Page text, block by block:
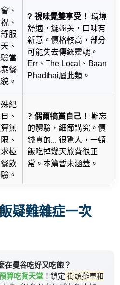
、
、
服
、
當
餐
。
? 視味覺雙享受！ 環境
舒適，擺盤美，口味有
新意。價格較高，部分
可能失去傳統靈魂。
Err、The Local、Baan
Phadthai屬此類。
紀
、
無
限、
極
飲
。
? 偶爾犒賞自己！ 難忘
的體驗，細節講究。價
錢真的... 很驚人，一頓
飯吃掉幾天旅費很正
常。本篇暫未涵蓋。
疑難雜症一次
在曼谷吃好又吃飽？
算吃貨天堂 ！鎖定 街頭攤車和